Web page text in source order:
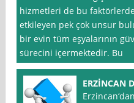
hizmetleri de bu
etkileyen pek çok unsur
bir evin tüm eşyalarının
sürecini içermektedir. Bu
ERZİNCAN